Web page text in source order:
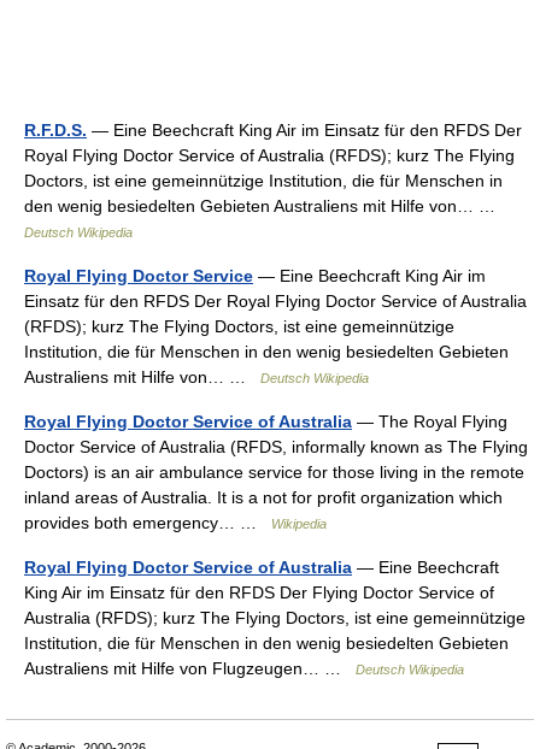
R.F.D.S. — Eine Beechcraft King Air im Einsatz für den RFDS Der
Royal Flying Doctor Service of Australia (RFDS); kurz The Flying
Doctors, ist eine gemeinnützige Institution, die für Menschen in
den wenig besiedelten Gebieten Australiens mit Hilfe von… …
Deutsch Wikipedia
Royal Flying Doctor Service — Eine Beechcraft King Air im
Einsatz für den RFDS Der Royal Flying Doctor Service of Australia
(RFDS); kurz The Flying Doctors, ist eine gemeinnützige
Institution, die für Menschen in den wenig besiedelten Gebieten
Australiens mit Hilfe von… …
Deutsch Wikipedia
Royal Flying Doctor Service of Australia — The Royal Flying
Doctor Service of Australia (RFDS, informally known as The Flying
Doctors) is an air ambulance service for those living in the remote
inland areas of Australia. It is a not for profit organization which
provides both emergency… …
Wikipedia
Royal Flying Doctor Service of Australia — Eine Beechcraft
King Air im Einsatz für den RFDS Der Flying Doctor Service of
Australia (RFDS); kurz The Flying Doctors, ist eine gemeinnützige
Institution, die für Menschen in den wenig besiedelten Gebieten
Australiens mit Hilfe von Flugzeugen… …
Deutsch Wikipedia